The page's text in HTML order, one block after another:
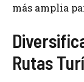
más amplia
Rutas